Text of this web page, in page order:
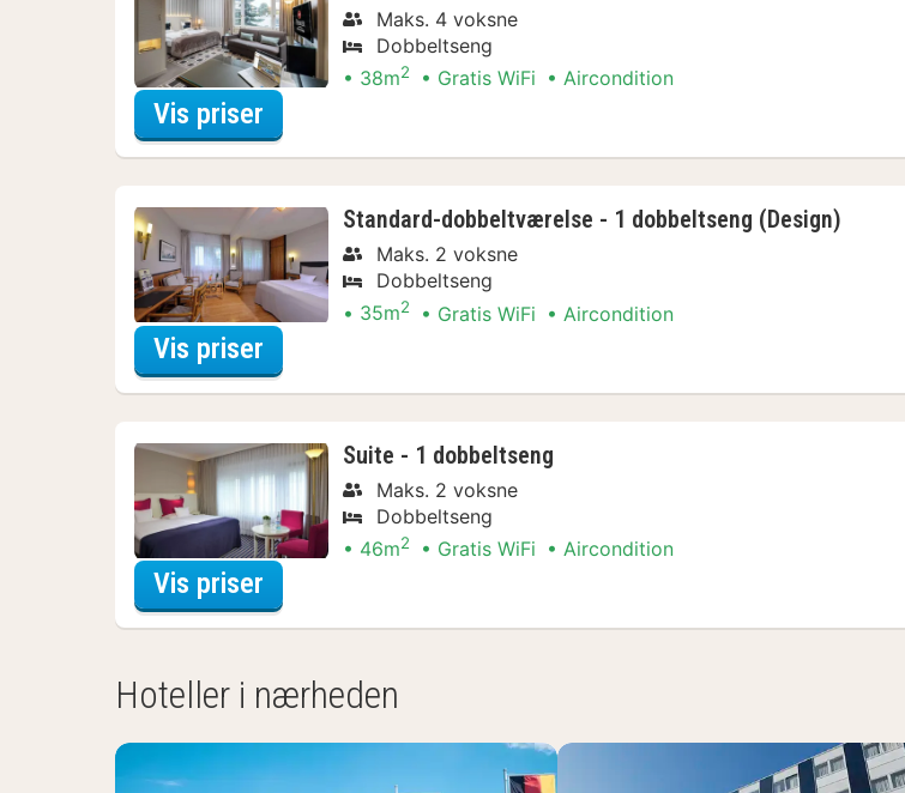
Maks. 4 voksne
Dobbeltseng
38m2 Gratis WiFi Aircondition
Vis priser
Standard-dobbeltværelse - 1 dobbeltseng (Design)
Maks. 2 voksne
Dobbeltseng
35m2 Gratis WiFi Aircondition
Vis priser
Suite - 1 dobbeltseng
Maks. 2 voksne
Dobbeltseng
46m2 Gratis WiFi Aircondition
Vis priser
Hoteller i nærheden